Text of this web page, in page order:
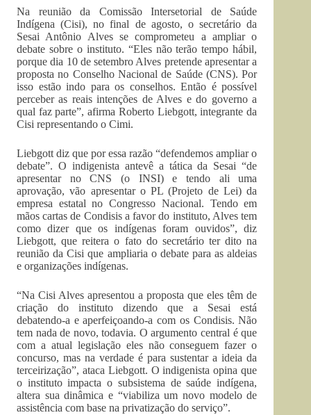
Na reunião da Comissão Intersetorial de Saúde
Indígena (Cisi), no final de agosto, o secretário da
Sesai Antônio Alves se comprometeu a ampliar o
debate sobre o instituto. “Eles não terão tempo hábil,
porque dia 10 de setembro Alves pretende apresentar a
proposta no Conselho Nacional de Saúde (CNS). Por
isso estão indo para os conselhos. Então é possível
perceber as reais intenções de Alves e do governo a
qual faz parte”, afirma Roberto Liebgott, integrante da
Cisi representando o Cimi.
Liebgott diz que por essa razão “defendemos ampliar o
debate”. O indigenista antevê a tática da Sesai “de
apresentar no CNS (o INSI) e tendo ali uma
aprovação, vão apresentar o PL (Projeto de Lei) da
empresa estatal no Congresso Nacional. Tendo em
mãos cartas de Condisis a favor do instituto, Alves tem
como dizer que os indígenas foram ouvidos”, diz
Liebgott, que reitera o fato do secretário ter dito na
reunião da Cisi que ampliaria o debate para as aldeias
e organizações indígenas.
“Na Cisi Alves apresentou a proposta que eles têm de
criação do instituto dizendo que a Sesai está
debatendo-a e aperfeiçoando-a com os Condisis. Não
tem nada de novo, todavia. O argumento central é que
com a atual legislação eles não conseguem fazer o
concurso, mas na verdade é para sustentar a ideia da
terceirização”, ataca Liebgott. O indigenista opina que
o instituto impacta o subsistema de saúde indígena,
altera sua dinâmica e “viabiliza um novo modelo de
assistência com base na privatização do serviço”.